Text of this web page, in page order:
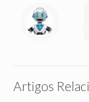
Artigos